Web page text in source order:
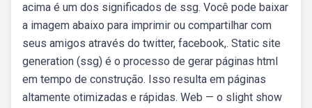
acima é um dos significados de ssg. Você pode baixar
a imagem abaixo para imprimir ou compartilhar com
seus amigos através do twitter, facebook,. Static site
generation (ssg) é o processo de gerar páginas html
em tempo de construção. Isso resulta em páginas
altamente otimizadas e rápidas. Web — o slight show